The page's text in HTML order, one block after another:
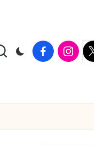
FacebookInstagram
X